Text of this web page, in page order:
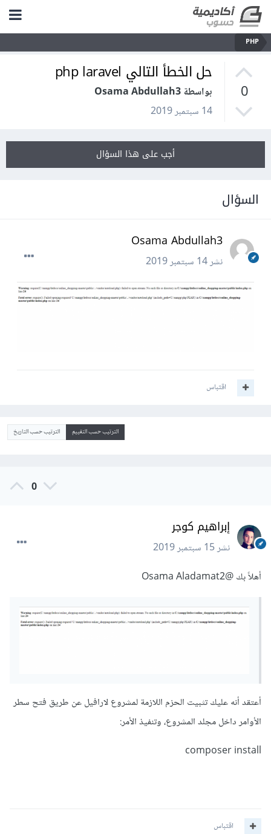
PHP
0
حل الخطأ التالي php laravel
بواسطة Osama Abdullah3
14 سبتمبر 2019
أجب على هذا السؤال
السؤال
Osama Abdullah3
نشر14 سبتمبر 2019
اقتباس
الترتيب حسب التقييم الترتيب حسب التاريخ
0
إبراهيم كوجر
نشر15 سبتمبر 2019
أهلاً بك@Osama Aladamat2
أعتقد أنه عليك تثبيت الحزم اللازمة لمشروع لارافيل عن طريق فتح سطر
الأوامر داخل مجلد المشروع، وتنفيذ الأمر:
composer install
اقتباس